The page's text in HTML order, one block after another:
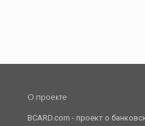
О проекте
BCARD.com - проект о